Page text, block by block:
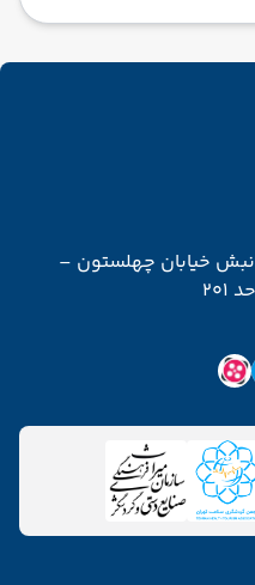
خیابان چهلستون –